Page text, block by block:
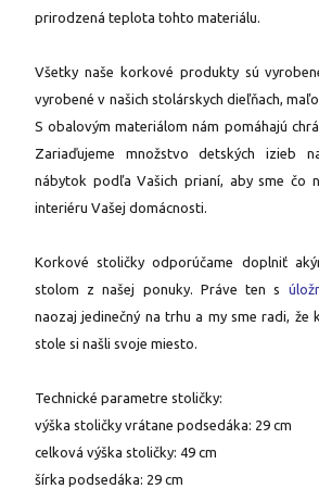
prirodzená teplota tohto materiálu.
Všetky naše korkové produkty sú
vyrobené v našich stolárskych dieľňach,
S obalovým materiálom nám pomáhajú
Zariaďujeme množstvo detských izieb
nábytok podľa Vašich prianí, aby sme čo
interiéru Vašej domácnosti.
Korkové stoličky odporúčame doplniť
stolom z našej ponuky. Práve ten s
naozaj jedinečný na trhu a my sme radi, že
stole si našli svoje miesto.
Technické parametre stoličky:
výška stoličky vrátane podsedáka: 29 cm
celková výška stoličky: 49 cm
šírka podsedáka: 29 cm